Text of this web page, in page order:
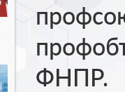
ФНПР.